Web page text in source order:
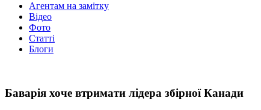
Агентам на замітку
Відео
Фото
Статті
Блоги
Баварія хоче втримати лідера збірної Канади